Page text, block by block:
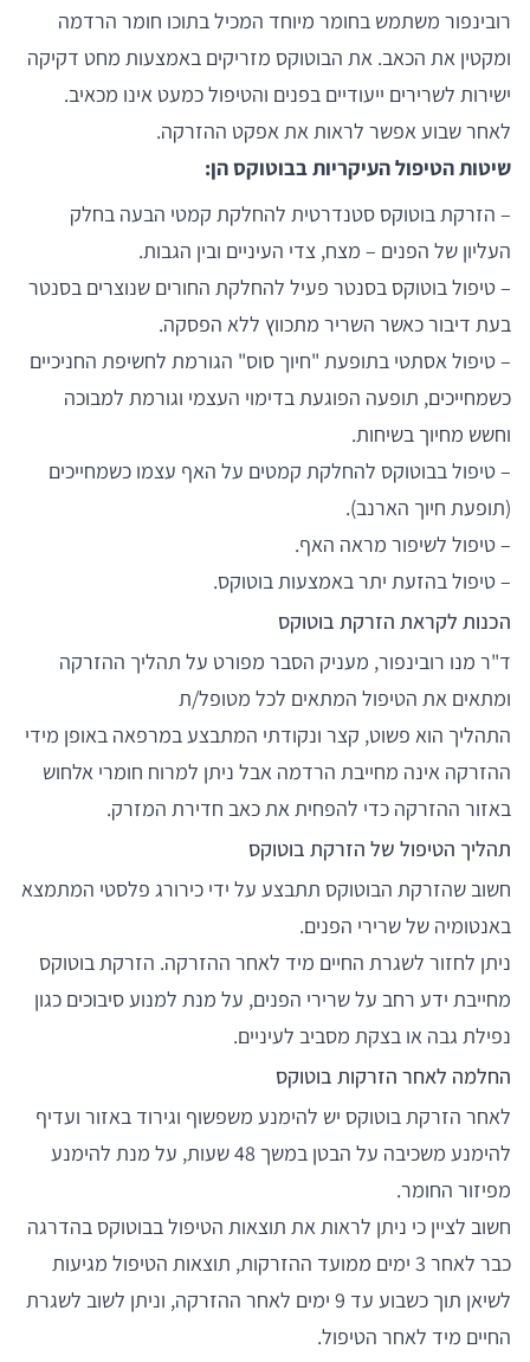
רובינפור משתמש בחומר מיוחד המכיל בתוכו חומר הרדמה
ומקטין את הכאב. את הבוטוקס מזריקים באמצעות מחט דקיקה
ישירות לשרירים ייעודיים בפנים והטיפול כמעט אינו מכאיב.
לאחר שבוע אפשר לראות את אפקט ההזרקה.
שיטות הטיפול העיקריות בבוטוקס הן:
– הזרקת בוטוקס סטנדרטית להחלקת קמטי הבעה בחלק
העליון של הפנים – מצח, צדי העיניים ובין הגבות.
– טיפול בוטוקס בסנטר פעיל להחלקת החורים שנוצרים בסנטר
בעת דיבור כאשר השריר מתכווץ ללא הפסקה.
– טיפול אסתטי בתופעת "חיוך סוס" הגורמת לחשיפת החניכיים
כשמחייכים, תופעה הפוגעת בדימוי העצמי וגורמת למבוכה
וחשש מחיוך בשיחות.
– טיפול בבוטוקס להחלקת קמטים על האף עצמו כשמחייכים
(תופעת חיוך הארנב).
– טיפול לשיפור מראה האף.
– טיפול בהזעת יתר באמצעות בוטוקס.
הכנות לקראת הזרקת בוטוקס
ד"ר מנו רובינפור, מעניק הסבר מפורט על תהליך ההזרקה
ומתאים את הטיפול המתאים לכל מטופל/ת
התהליך הוא פשוט, קצר ונקודתי המתבצע במרפאה באופן מידי
ההזרקה אינה מחייבת הרדמה אבל ניתן למרוח חומרי אלחוש
באזור ההזרקה כדי להפחית את כאב חדירת המזרק.
תהליך הטיפול של הזרקת בוטוקס
חשוב שהזרקת הבוטוקס תתבצע על ידי כירורג פלסטי המתמצא
באנטומיה של שרירי הפנים.
ניתן לחזור לשגרת החיים מיד לאחר ההזרקה. הזרקת בוטוקס
מחייבת ידע רחב על שרירי הפנים, על מנת למנוע סיבוכים כגון
נפילת גבה או בצקת מסביב לעיניים.
החלמה לאחר הזרקות בוטוקס
לאחר הזרקת בוטוקס יש להימנע משפשוף וגירוד באזור ועדיף
להימנע משכיבה על הבטן במשך 48 שעות, על מנת להימנע
מפיזור החומר.
חשוב לציין כי ניתן לראות את תוצאות הטיפול בבוטוקס בהדרגה
כבר לאחר 3 ימים ממועד ההזרקות, תוצאות הטיפול מגיעות
לשיאן תוך כשבוע עד 9 ימים לאחר ההזרקה, וניתן לשוב לשגרת
החיים מיד לאחר הטיפול.